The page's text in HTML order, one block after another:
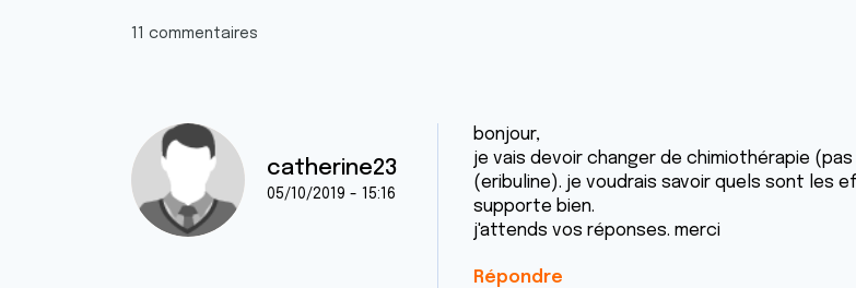
11 commentaires
catherine23
05/10/2019 - 15:16
bonjour,
je vais devoir changer de chimiothérapie
(eribuline). je voudrais savoir quels sont les
supporte bien.
j'attends vos réponses. merci
Répondre